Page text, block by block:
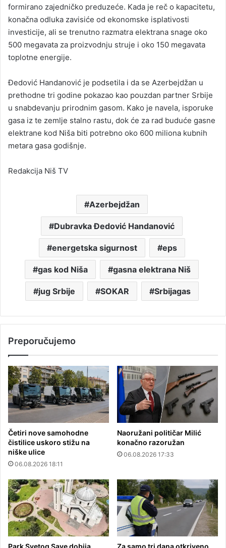
formirano zajedničko preduzeće. Kada je reč o kapacitetu,
konačna odluka zavisiće od ekonomske isplativosti
investicije, ali se trenutno razmatra elektrana snage oko
500 megavata za proizvodnju struje i oko 150 megavata
toplotne energije.
Đedović Handanović je podsetila i da se Azerbejdžan u
prethodne tri godine pokazao kao pouzdan partner Srbije
u snabdevanju prirodnim gasom. Kako je navela, isporuke
gasa iz te zemlje stalno rastu, dok će za rad buduće gasne
elektrane kod Niša biti potrebno oko 600 miliona kubnih
metara gasa godišnje.
Redakcija Niš TV
Azerbejdžan
Dubravka Đedović Handanović
energetska sigurnost eps
gas kod Niša gasna elektrana Niš
jug Srbije SOKAR Srbijagas
Preporučujemo
Četiri nove samohodne
čistilice uskoro stižu na
niške ulice
06.08.2026 18:11
Naoružani političar Milić
konačno razoružan
06.08.2026 17:33
Park Svetog Save dobija Za samo tri dana otkriveno